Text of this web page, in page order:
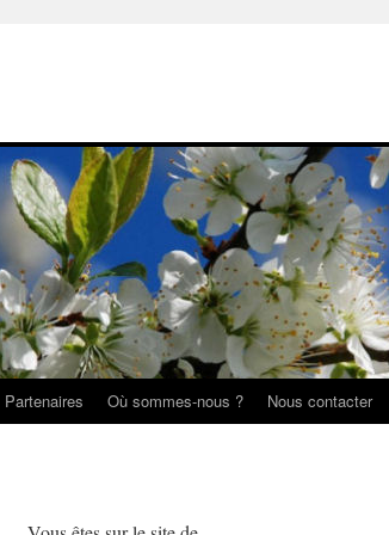
Partenaires Où sommes-nous ? Nous contacter